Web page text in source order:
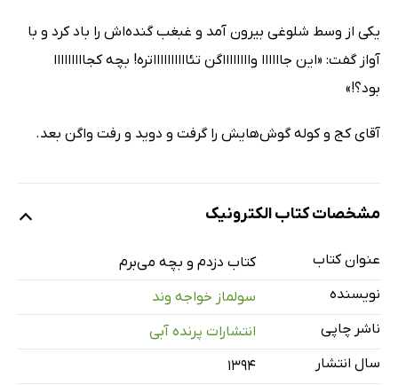
یکی از وسط شلوغی بیرون آمد و غبغب گنده‌اش را باد کرد و با
آواز گفت: «این جاااااا وااااااااگن تئااااااااااتره! بچه کجااااااااا
بود؟!»
آقای کج و کوله گوش‌هایش را گرفت و دوید و رفت واگن بعد.
مشخصات کتاب الکترونیک
عنوان کتاب
کتاب دزدم و بچه می‌برم
نویسنده
سولماز خواجه وند
ناشر چاپی
انتشارات پرنده آبی
سال انتشار
۱۳۹۴